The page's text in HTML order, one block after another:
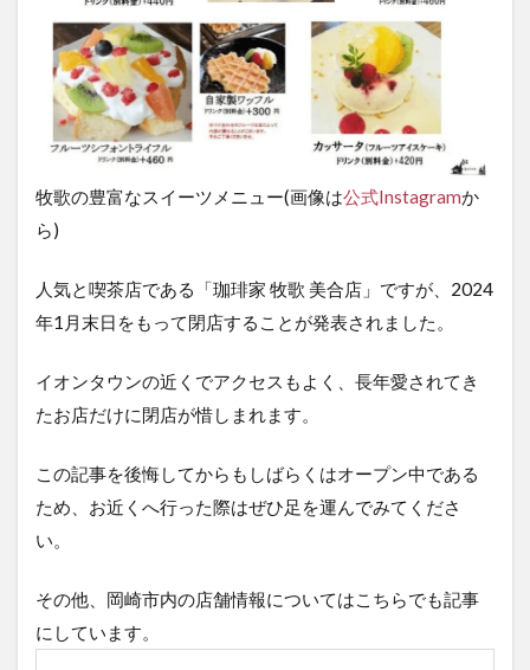
牧歌の豊富なスイーツメニュー(画像は公式Instagramか
ら)
人気と喫茶店である「珈琲家 牧歌 美合店」ですが、2024
年1月末日をもって閉店することが発表されました。
イオンタウンの近くでアクセスもよく、長年愛されてき
たお店だけに閉店が惜しまれます。
この記事を後悔してからもしばらくはオープン中である
ため、お近くへ行った際はぜひ足を運んでみてくださ
い。
その他、岡崎市内の店舗情報についてはこちらでも記事
にしています。